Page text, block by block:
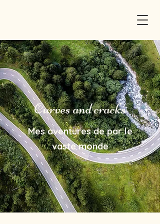
Curves and cracks
Mes aventures de par le
vaste monde